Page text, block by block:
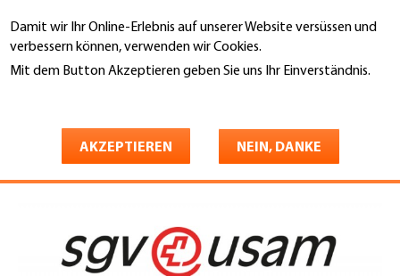
Damit wir Ihr Online-Erlebnis auf unserer Website versüssen und
verbessern können, verwenden wir Cookies.
Mit dem Button Akzeptieren geben Sie uns Ihr Einverständnis.
AKZEPTIEREN NEIN, DANKE
zum
Inhalt
sgv-usam